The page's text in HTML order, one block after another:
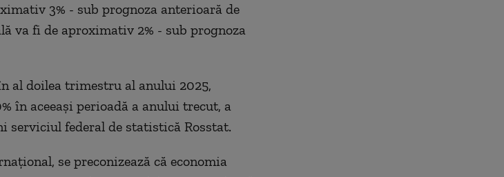
3% - sub prognoza anterioară de
va fi de aproximativ 2% - sub prognoza
al doilea trimestru al anului 2025,
în aceeaşi perioadă a anului trecut, a
serviciul federal de statistică Rosstat.
se preconizează că economia